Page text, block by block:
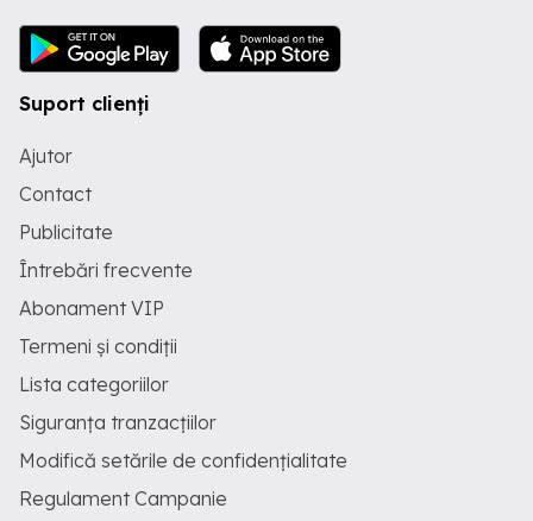
Suport clienți
Ajutor
Contact
Publicitate
Întrebări frecvente
Abonament VIP
Termeni și condiții
Lista categoriilor
Siguranța tranzacțiilor
Modifică setările de confidențialitate
Regulament Campanie